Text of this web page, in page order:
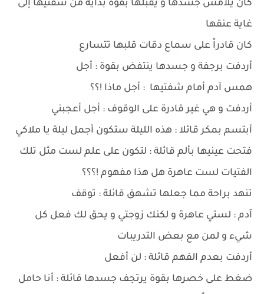
كان يلامس جسدها و يقبلها بقوة بداية من شفتيها إلى
غاية عنقها
كان قادراً على سماع دقات قلبها تتسارع
أردفت برجفة و جسدها ينتفض بقوة : أجل
همس آدم أمام شفتيها : أجل ماذا !؟؟
أردفت و هي غير قادرة على الوقوف : أجل أعجبني
أبتسم بمكر قائلا : هذه الليلة ستكون أجمل ليلة يا ملاكي
فتحت عينيها بألم قائلة : لتكون على علم لست مثل تلك
الفتيات لست عاهرة هل هذا مفهوم !؟؟؟
تنهد براحة مما جعلها تشهق قائلة : توقف
آدم : لستي عاهرة و لكنك زوجتي و يحق لك فعل كل
شيء و لمن مع بعض التدريبات
أردفت بعدم الفهم قائلة : لن أفعل
ضغط على خصرها بقوة يرتجف جسدها قائلة : أنا حامل